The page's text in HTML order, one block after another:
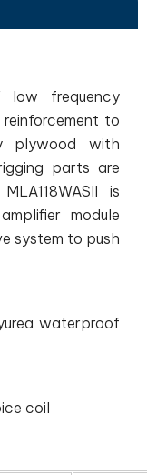
low frequency
to
plywood with
parts are
is
module
system to push
waterproof
coil